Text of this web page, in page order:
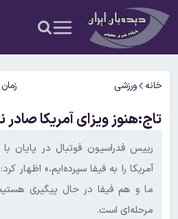
خانه ورزشی
تاج:هنوز ویزای آمریکا
رییس فدراسیون فوتبال در پایان
آمریکا را به فیفا سپرده‌ایم،» اظهار
ما و هم فیفا در حال پیگیری
مرحله‌ای است.